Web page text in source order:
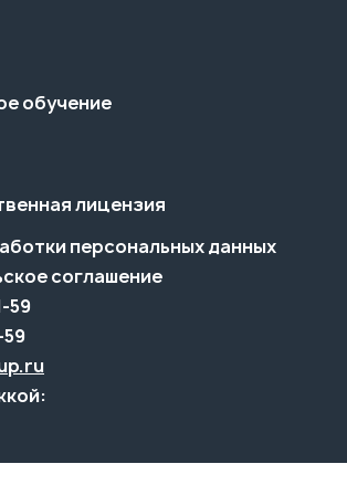
обучение
лицензия
персональных данных
соглашение
59